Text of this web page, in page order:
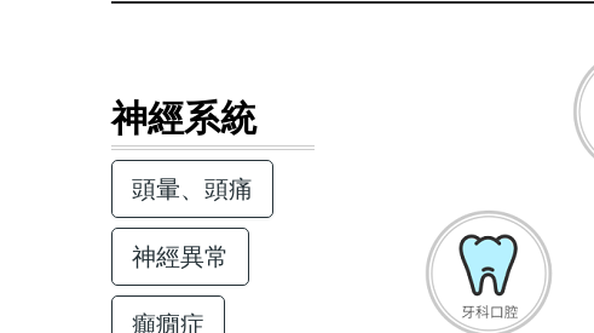
神經系統
頭暈、頭痛
神經異常
癲癇症